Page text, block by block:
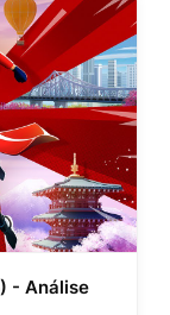
- Análise